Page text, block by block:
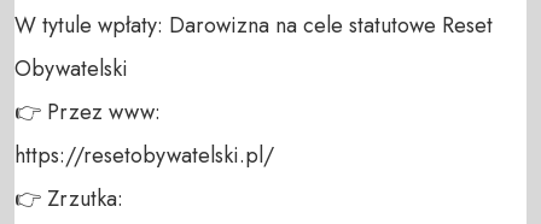
W tytule wpłaty: Darowizna na cele statutowe Reset
Obywatelski
👉 Przez www:
https://resetobywatelski.pl/
👉 Zrzutka: